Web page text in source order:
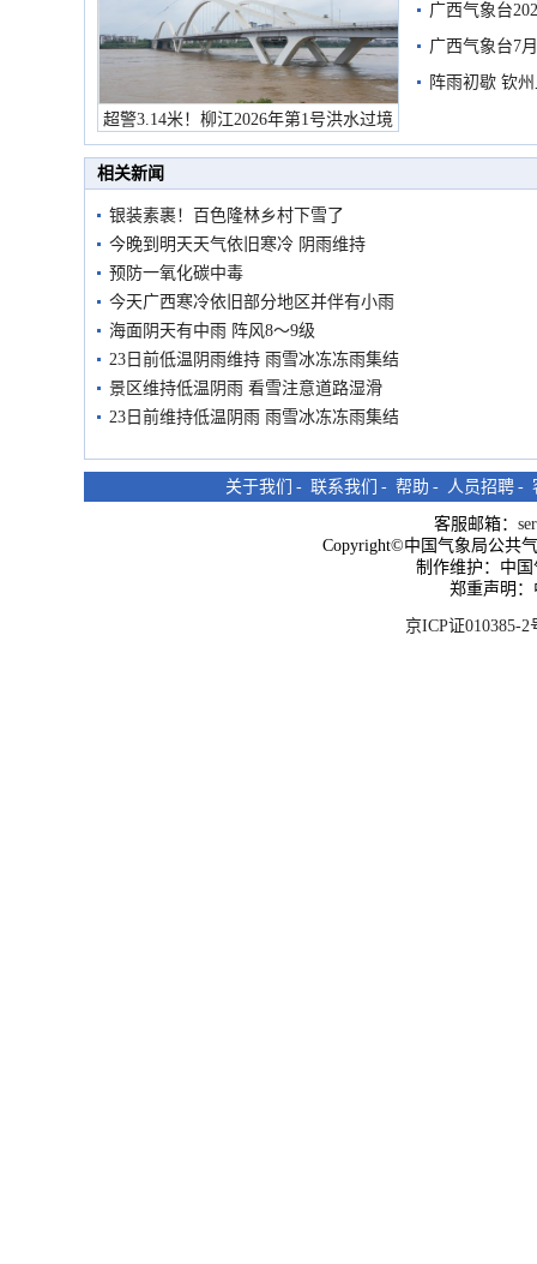
超警3.14米！柳江2026年第1号洪水过境
市民在堤岸见证汛况
广西气象台
预警
广西气象台7
阵雨初歇 钦
相关新闻
银装素裹！百色隆林乡村下雪了
今晚到明天天气依旧寒冷 阴雨维持
预防一氧化碳中毒
今天广西寒冷依旧部分地区并伴有小雨
海面阴天有中雨 阵风8～9级
23日前低温阴雨维持 雨雪冰冻冻雨集结
景区维持低温阴雨 看雪注意道路湿滑
23日前维持低温阴雨 雨雪冰冻冻雨集结
关于我们 - 联系我们 - 帮助 - 人员招聘 -
客服邮箱：
Copyright©中国气象局公共
制作维护：中
郑重声明
京ICP证010385-2